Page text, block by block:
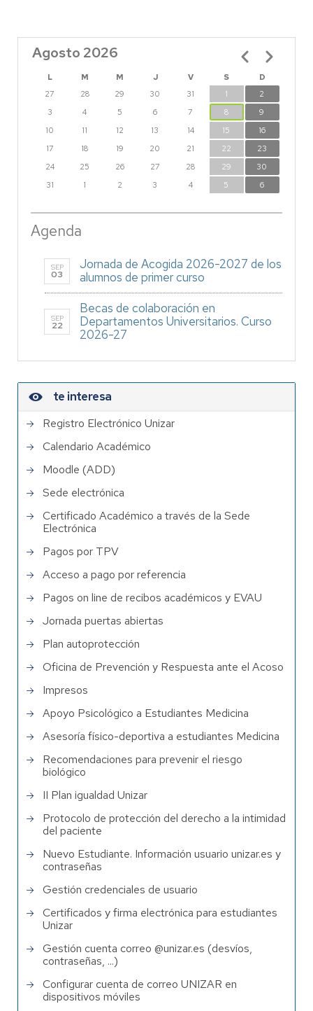
Agosto 2026
L M M J V S
D
27
28 29 30 31 1
2
3
4 5 6 7 8
9
10
11 12 13 14 15
16
17
18 19 20 21 22
23
24
25 26 27 28 29
30
31
1 2 3 4 5 6
Paginación
Agenda
SEP
03
Jornada de Acogida 2026-2027 de los
alumnos de primer curso
SEP
22
Becas de colaboración en
Departamentos Universitarios. Curso
2026-27
te interesa
Registro Electrónico Unizar
Calendario Académico
Moodle (ADD)
Sede electrónica
Certificado Académico a través de la Sede
Electrónica
Pagos por TPV
Acceso a pago por referencia
Pagos on line de recibos académicos y EVAU
Jornada puertas abiertas
Plan autoprotección
Oficina de Prevención y Respuesta ante el Acoso
Impresos
Apoyo Psicológico a Estudiantes Medicina
Asesoría físico-deportiva a estudiantes Medicina
Recomendaciones para prevenir el riesgo
biológico
II Plan igualdad Unizar
Protocolo de protección del derecho a la intimidad
del paciente
Nuevo Estudiante. Información usuario unizar.es y
contraseñas
Gestión credenciales de usuario
Certificados y firma electrónica para estudiantes
Unizar
Gestión cuenta correo @unizar.es (desvíos,
contraseñas, ...)
Configurar cuenta de correo UNIZAR en
dispositivos móviles